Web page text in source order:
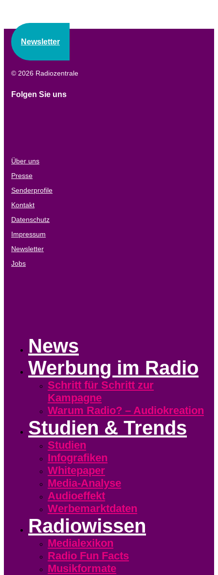
Newsletter
© 2026 Radiozentrale
Folgen Sie uns
Über uns
Presse
Senderprofile
Kontakt
Datenschutz
Impressum
Newsletter
Jobs
News
Werbung im Radio
Schritt für Schritt zur
Kampagne
Warum Radio? – Audiokreation
Studien & Trends
Studien
Infografiken
Whitepaper
Media-Analyse
Audioeffekt
Werbemarktdaten
Radiowissen
Medialexikon
Radio Fun Facts
Musikformate